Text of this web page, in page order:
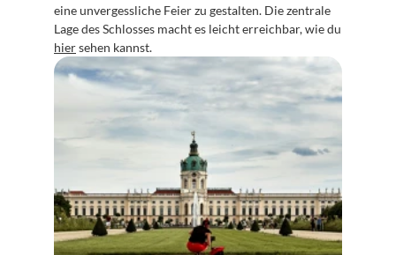
eine unvergessliche Feier zu gestalten. Die zentrale
hier sehen kannst.